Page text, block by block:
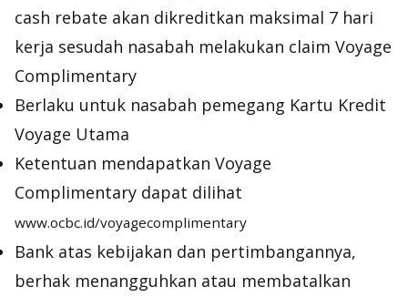
cash rebate akan dikreditkan maksimal 7 hari
kerja sesudah nasabah melakukan claim Voyage
Complimentary
Berlaku untuk nasabah pemegang Kartu Kredit
Voyage Utama
Ketentuan mendapatkan Voyage
Complimentary dapat dilihat
www.ocbc.id/voyagecomplimentary
Bank atas kebijakan dan pertimbangannya,
berhak menangguhkan atau membatalkan